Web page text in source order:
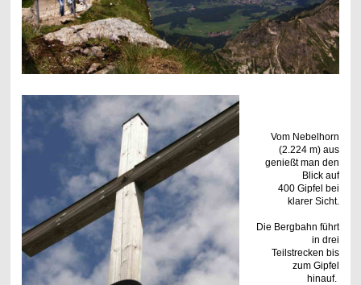
Vom Nebelhorn
(2.224 m) aus
genießt man den
Blick auf
400 Gipfel bei
klarer Sicht.
Die Bergbahn führt
in drei
Teilstrecken bis
zum Gipfel
hinauf.